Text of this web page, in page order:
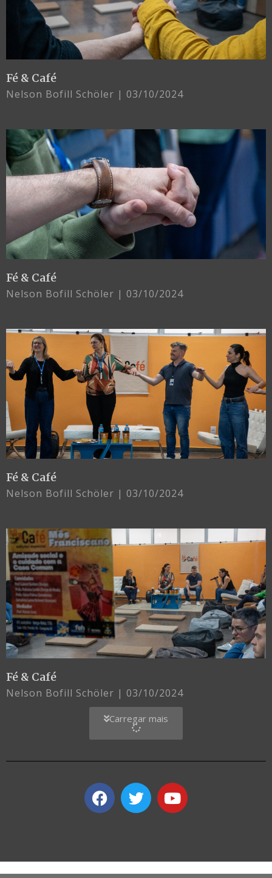
Fé & Café
Nelson Bofill Schöler 03/10/2024
Fé & Café
Nelson Bofill Schöler 03/10/2024
Fé & Café
Nelson Bofill Schöler 03/10/2024
Fé & Café
Nelson Bofill Schöler 03/10/2024
Carregar mais